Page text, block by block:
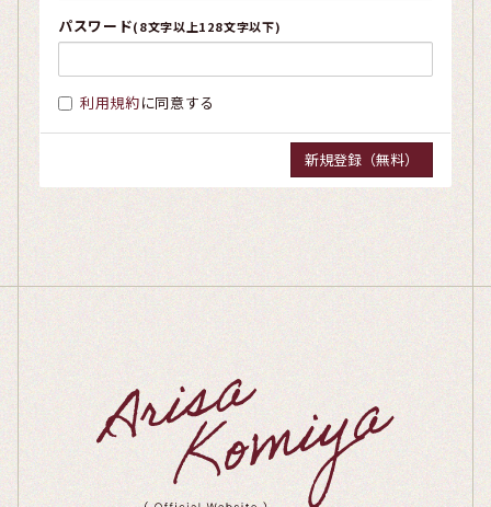
パスワード(8文字以上128文字以下)
利用規約に同意する